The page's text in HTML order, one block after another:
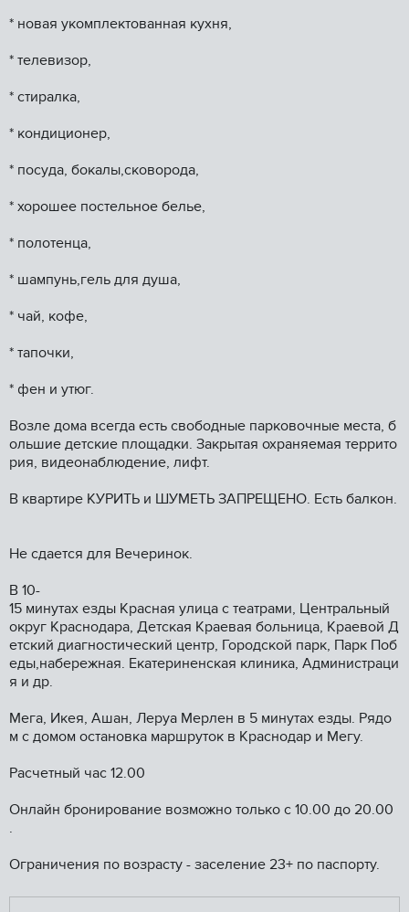
* новая укoмплектованнaя куxня,
* тeлeвизоp,
* стиpалка,
* кондиционер,
* посуда, бокалы,сковорода,
* хорошее постельное белье,
* полотенца,
* шампунь,гель для душа,
* чай, кофе,
* тапочки,
* фен и утюг.
Возле дома всегда есть свободные парковочные места, б
ольшие детские площадки. Закрытая охраняемая террито
рия, видеонаблюдение, лифт.
В квартире КУРИТЬ и ШУМЕТЬ ЗАПРЕЩЕНО. Есть балкон.
Не сдается для Вечеринок.
В 10-
15 минутах езды Красная улица с театрами, Центральный
округ Краснодара, Детская Краевая больница, Краевой Д
етский диагностический центр, Городской парк, Парк Поб
еды,набережная. Екатериненская клиника, Администраци
я и др.
Мега, Икея, Ашан, Леруа Мерлен в 5 минутах езды. Рядо
м с домом остановка маршруток в Краснодар и Мегу.
Расчетный час 12.00
Онлайн бронирование возможно только с 10.00 до 20.00
.
Ограничения по возрасту - заселение 23+ по паспорту.